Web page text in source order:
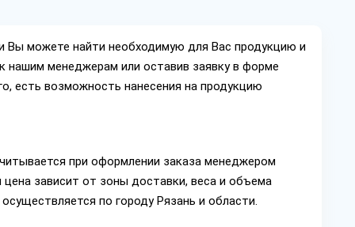
Вы можете найти необходимую для Вас продукцию и
нашим менеджерам или оставив заявку в форме
есть возможность нанесения на продукцию
при оформлении заказа менеджером
цена зависит от зоны доставки, веса и объема
по городу Рязань и области.